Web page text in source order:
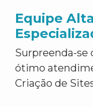
Equipe
Surpreenda-se
ótimo
Criação de